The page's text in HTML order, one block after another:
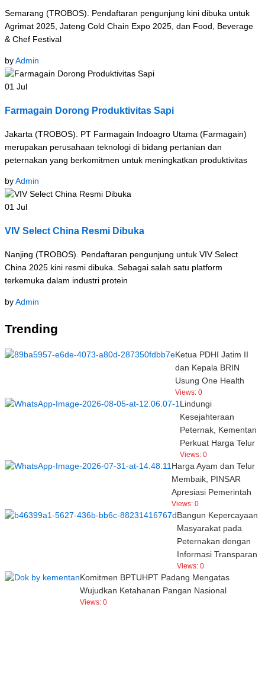
Semarang (TROBOS). Pendaftaran pengunjung kini dibuka untuk
Agrimat 2025, Jateng Cold Chain Expo 2025, dan Food, Beverage
& Chef Festival
by Admin
01 Jul
Farmagain Dorong Produktivitas Sapi
Jakarta (TROBOS). PT Farmagain Indoagro Utama (Farmagain)
merupakan perusahaan teknologi di bidang pertanian dan
peternakan yang berkomitmen untuk meningkatkan produktivitas
by Admin
01 Jul
VIV Select China Resmi Dibuka
Nanjing (TROBOS). Pendaftaran pengunjung untuk VIV Select
China 2025 kini resmi dibuka. Sebagai salah satu platform
terkemuka dalam industri protein
by Admin
Trending
Ketua PDHI Jatim II
dan Kepala BRIN
Usung One Health
Views: 0
Lindungi
Kesejahteraan
Peternak, Kementan
Perkuat Harga Telur
Views: 0
Harga Ayam dan Telur
Membaik, PINSAR
Apresiasi Pemerintah
Views: 0
Bangun Kepercayaan
Masyarakat pada
Peternakan dengan
Informasi Transparan
Views: 0
Komitmen BPTUHPT Padang Mengatas
Wujudkan Ketahanan Pangan Nasional
Views: 0